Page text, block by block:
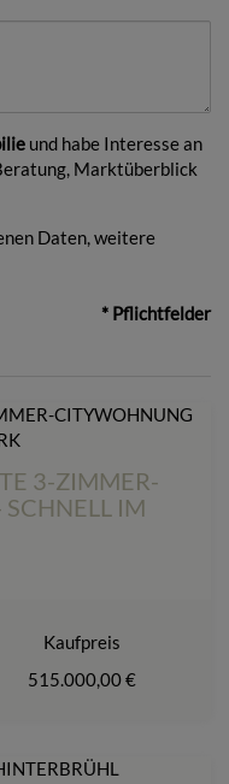
und habe Interesse an
Marktüberblick
Daten, weitere
* Pflichtfelder
3-ZIMMER-
IM
Kaufpreis
515.000,00 €